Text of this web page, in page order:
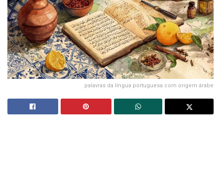
palavras da língua portuguesa com origem árabe